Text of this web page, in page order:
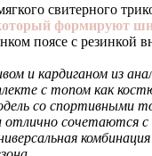
свитерного
формируют
поясе с резинкой
и кардиганом из
с топом как
со спортивными
сочетаются с